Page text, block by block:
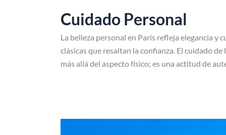
Cuidado Personal
La belleza personal en París refleja elegancia
clásicas que resaltan la confianza. El cuidado
más allá del aspecto físico; es una actitud de